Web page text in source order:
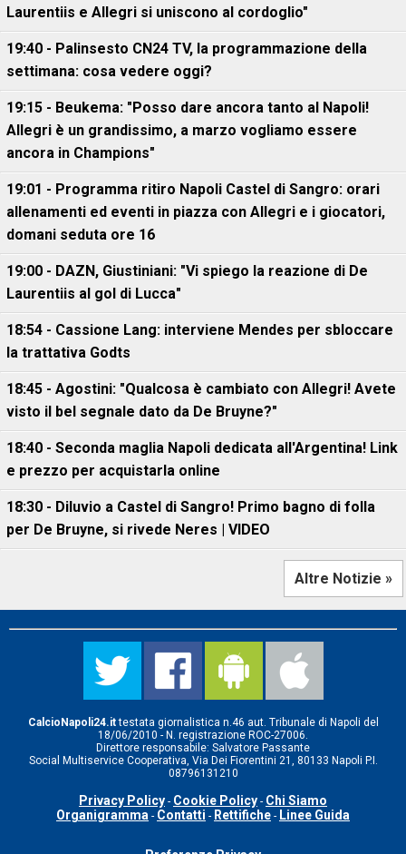
Laurentiis e Allegri si uniscono al cordoglio"
19:40 - Palinsesto CN24 TV, la programmazione della
settimana: cosa vedere oggi?
19:15 - Beukema: "Posso dare ancora tanto al Napoli!
Allegri è un grandissimo, a marzo vogliamo essere
ancora in Champions"
19:01 - Programma ritiro Napoli Castel di Sangro: orari
allenamenti ed eventi in piazza con Allegri e i giocatori,
domani seduta ore 16
19:00 - DAZN, Giustiniani: "Vi spiego la reazione di De
Laurentiis al gol di Lucca"
18:54 - Cassione Lang: interviene Mendes per sbloccare
la trattativa Godts
18:45 - Agostini: "Qualcosa è cambiato con Allegri! Avete
visto il bel segnale dato da De Bruyne?"
18:40 - Seconda maglia Napoli dedicata all'Argentina! Link
e prezzo per acquistarla online
18:30 - Diluvio a Castel di Sangro! Primo bagno di folla
per De Bruyne, si rivede Neres | VIDEO
Altre Notizie »
CalcioNapoli24.ittestata giornalistica n.46 aut. Tribunale di Napoli del
18/06/2010 - N. registrazione ROC-27006.
Direttore responsabile: Salvatore Passante
Social Multiservice Cooperativa, Via Dei Fiorentini 21, 80133 Napoli P.I.
08796131210
Privacy Policy - Cookie Policy - Chi Siamo
Organigramma - Contatti - Rettifiche - Linee Guida